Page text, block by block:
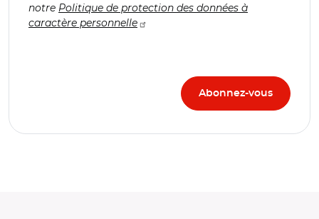
notre Politique de protection des données à
caractère personnelle